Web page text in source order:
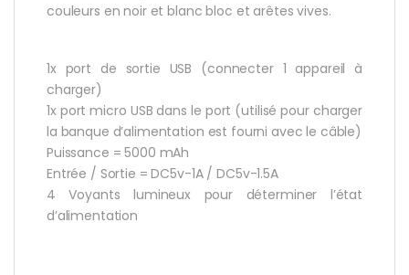
couleurs en noir et blanc bloc et arêtes vives.
1x port de sortie USB (connecter 1 appareil à
charger)
1x port micro USB dans le port (utilisé pour charger
la banque d’alimentation est fourni avec le câble)
Puissance = 5000 mAh
Entrée / Sortie = DC5v-1A / DC5v-1.5A
4 Voyants lumineux pour déterminer l’état
d’alimentation